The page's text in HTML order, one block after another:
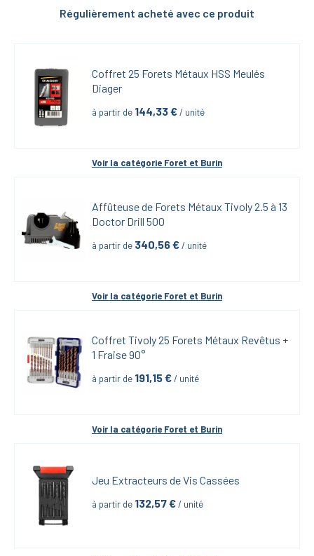
Régulièrement acheté avec ce produit
Coffret 25 Forets Métaux HSS Meulés
Diager
à partir de 144,33 € / unité
Voir la catégorie Foret et Burin
Affûteuse de Forets Métaux Tivoly 2.5 à 13
Doctor Drill 500
à partir de 340,56 € / unité
Voir la catégorie Foret et Burin
Coffret Tivoly 25 Forets Métaux Revêtus +
1 Fraise 90°
à partir de 191,15 € / unité
Voir la catégorie Foret et Burin
Jeu Extracteurs de Vis Cassées
à partir de 132,57 € / unité